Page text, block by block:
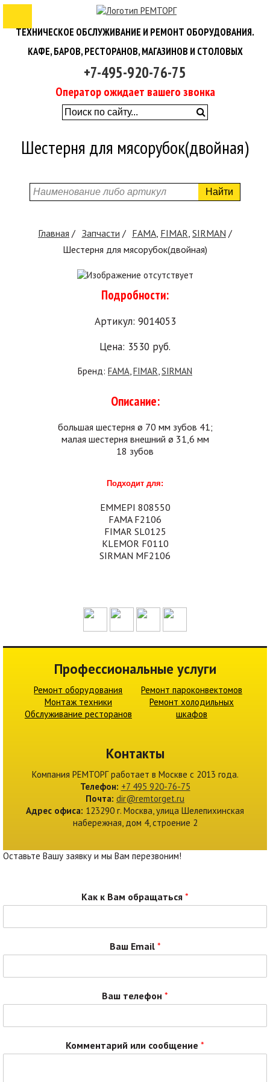
ТЕХНИЧЕСКОЕ ОБСЛУЖИВАНИЕ И РЕМОНТ ОБОРУДОВАНИЯ.
КАФЕ, БАРОВ, РЕСТОРАНОВ, МАГАЗИНОВ И СТОЛОВЫХ
+7-495-920-76-75
Оператор ожидает вашего звонка
Шестерня для мясорубок(двойная)
Найти
Главная Запчасти FAMA, FIMAR, SIRMAN
Шестерня для мясорубок(двойная)
Подробности:
Артикул: 9014053
Цена: 3530 руб.
Бренд: FAMA FIMAR SIRMAN
Описание:
большая шестерня ø 70 мм зубов 41;
малая шестерня внешний ø 31,6 мм
18 зубов
Подходит для:
EMMEPI 808550
FAMA F2106
FIMAR SL0125
KLEMOR F0110
SIRMAN MF2106
Контакты
Компания РЕМТОРГработает в Москве c 2013 года.
Телефон: +7 495 920-76-75
Почта: dir@remtorget.ru
Адрес офиса: 123290 г. Москва,улица Шелепихинская
набережная, дом 4, строение 2
Профессиональные услуги
Ремонт оборудования
Монтаж техники
Обслуживание ресторанов
Ремонт пароконвектомов
Ремонт холодильных
шкафов
Оставьте Вашу заявку и мы Вам перезвоним!
Как к Вам обращаться *
Ваш Email *
Ваш телефон *
Комментарий или сообщение *